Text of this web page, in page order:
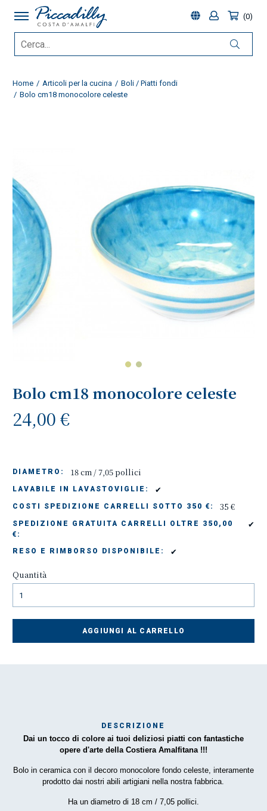
0
Home Articoli per la cucina
Boli / Piatti fondi
Bolo cm18 monocolore celeste
Bolo cm18 monocolore celeste
24,00 €
DIAMETRO: 18 cm / 7,05 pollici
LAVABILE IN LAVASTOVIGLIE: ✔
COSTI SPEDIZIONE CARRELLI SOTTO 350 €: 35 €
SPEDIZIONE GRATUITA CARRELLI OLTRE 350,00
€:
✔
RESO E RIMBORSO DISPONIBILE: ✔
Quantità
AGGIUNGI AL CARRELLO
DESCRIZIONE
Dai un tocco di colore ai tuoi deliziosi piatti con fantastiche
opere d'arte della Costiera Amalfitana !!!
Bolo in ceramica con il decoro monocolore fondo celeste, interamente
prodotto dai nostri abili artigiani nella nostra fabbrica.
Ha un diametro di 18 cm / 7,05 pollici.